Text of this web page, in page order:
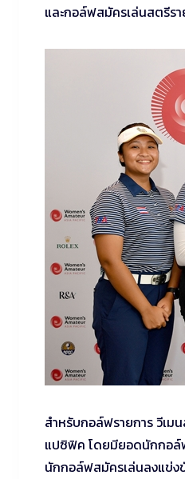
และกอล์ฟสมัครเล่นสตรีร
สำหรับกอล์ฟรายการ วีเม
แปซิฟิค โดยมียอดนักกอล์ฟ
นักกอล์ฟสมัครเล่นลงแข่ง